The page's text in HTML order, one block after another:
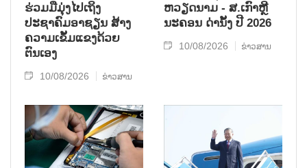
ຮ່ວມມືມຸ່ງໄປເຖິງ
ປະຊາຄົມອາຊຽນ ສ້າງ
ຄວາມເຂັ້ມແຂງດ້ວຍ
ຕົນເອງ
10/08/2026 ຂ່າວສານ
ຫວຽດນາມ - ສ.ເກົາຫຼີ
ນະຄອນ ດ່ານັ້ງ ປີ 2026
10/08/2026 ຂ່າວສານ